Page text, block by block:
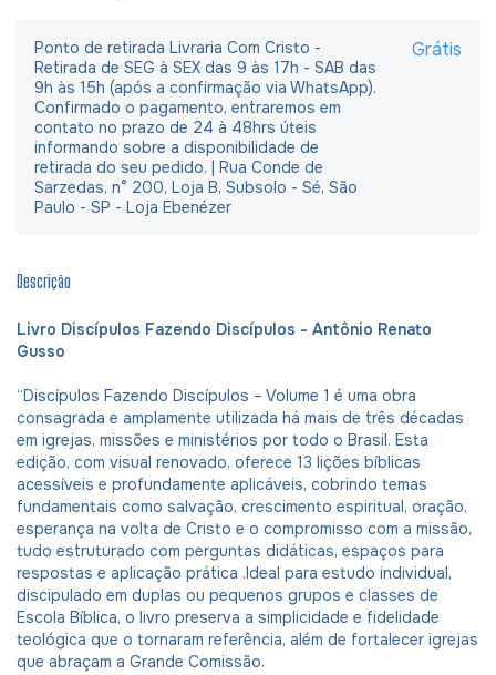
Ponto de retirada Livraria Com Cristo -
Retirada de SEG à SEX das 9 às 17h - SAB das
9h às 15h (após a confirmação via WhatsApp).
Confirmado o pagamento, entraremos em
contato no prazo de 24 à 48hrs úteis
informando sobre a disponibilidade de
retirada do seu pedido. | Rua Conde de
Sarzedas, n° 200, Loja B, Subsolo - Sé, São
Paulo - SP - Loja Ebenézer
Grátis
Descrição
Livro Discípulos Fazendo Discípulos - Antônio Renato
Gusso
“Discípulos Fazendo Discípulos – Volume 1 é uma obra
consagrada e amplamente utilizada há mais de três décadas
em igrejas, missões e ministérios por todo o Brasil. Esta
edição, com visual renovado, oferece 13 lições bíblicas
acessíveis e profundamente aplicáveis, cobrindo temas
fundamentais como salvação, crescimento espiritual, oração,
esperança na volta de Cristo e o compromisso com a missão,
tudo estruturado com perguntas didáticas, espaços para
respostas e aplicação prática .Ideal para estudo individual,
discipulado em duplas ou pequenos grupos e classes de
Escola Bíblica, o livro preserva a simplicidade e fidelidade
teológica que o tornaram referência, além de fortalecer igrejas
que abraçam a Grande Comissão.